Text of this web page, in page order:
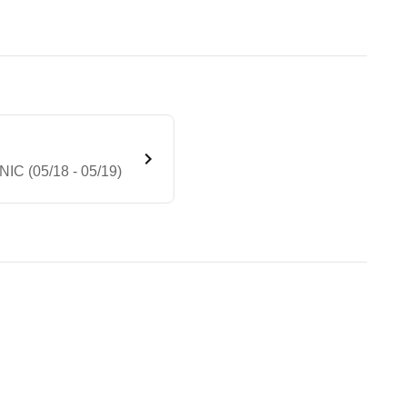
(05/18 - 05/19)
Fahrzeug.